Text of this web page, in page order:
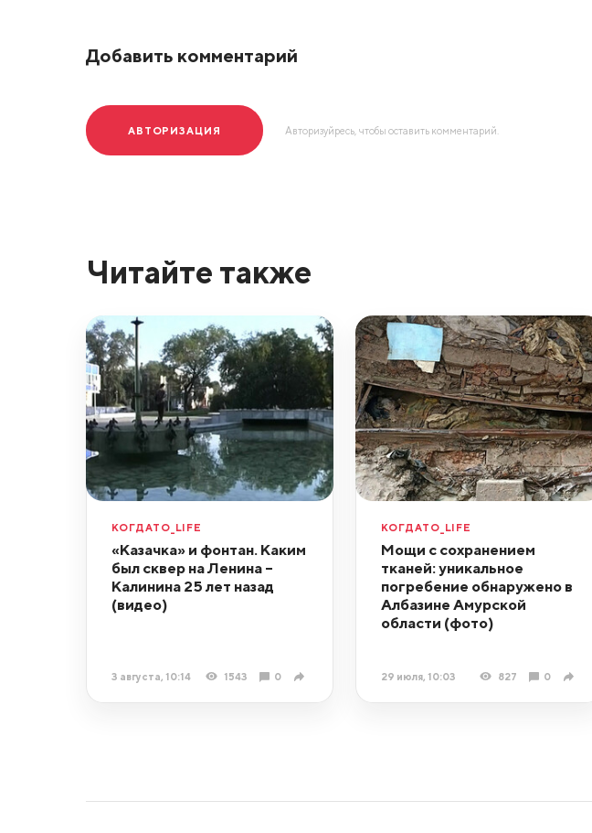
Добавить комментарий
АВТОРИЗАЦИЯ Авторизуйресь, чтобы оставить комментарий.
Читайте также
КОГДАТО_LIFE
«Казачка» и фонтан. Каким
был сквер на Ленина –
Калинина 25 лет назад
(видео)
3 августа, 10:14 1543 0
КОГДАТО_LIFE
Мощи с сохранением
тканей: уникальное
погребение обнаружено в
Албазине Амурской
области (фото)
29 июля, 10:03 827 0